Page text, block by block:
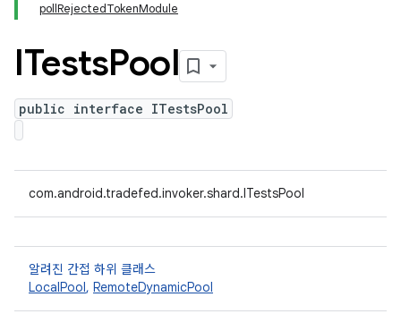
pollRejectedTokenModule
ITestsPool
public interface ITestsPool
com.android.tradefed.invoker.shard.ITestsPool
알려진 간접 하위 클래스
LocalPool, RemoteDynamicPool